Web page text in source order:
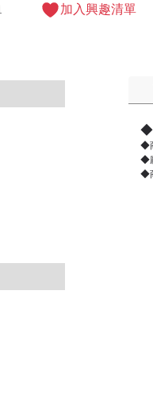
加入興趣清單
◆
◆
◆
◆